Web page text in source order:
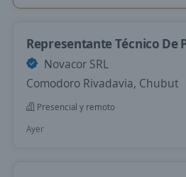
Representante Técnico De
Novacor SRL
Comodoro Rivadavia, Chubut
Presencial y remoto
Ayer